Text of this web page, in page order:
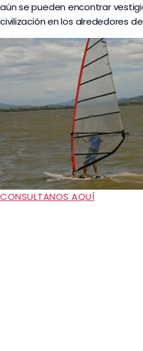
aún se pueden encontrar
civilización en los alrededores
CONSULTANOS AQUÍ